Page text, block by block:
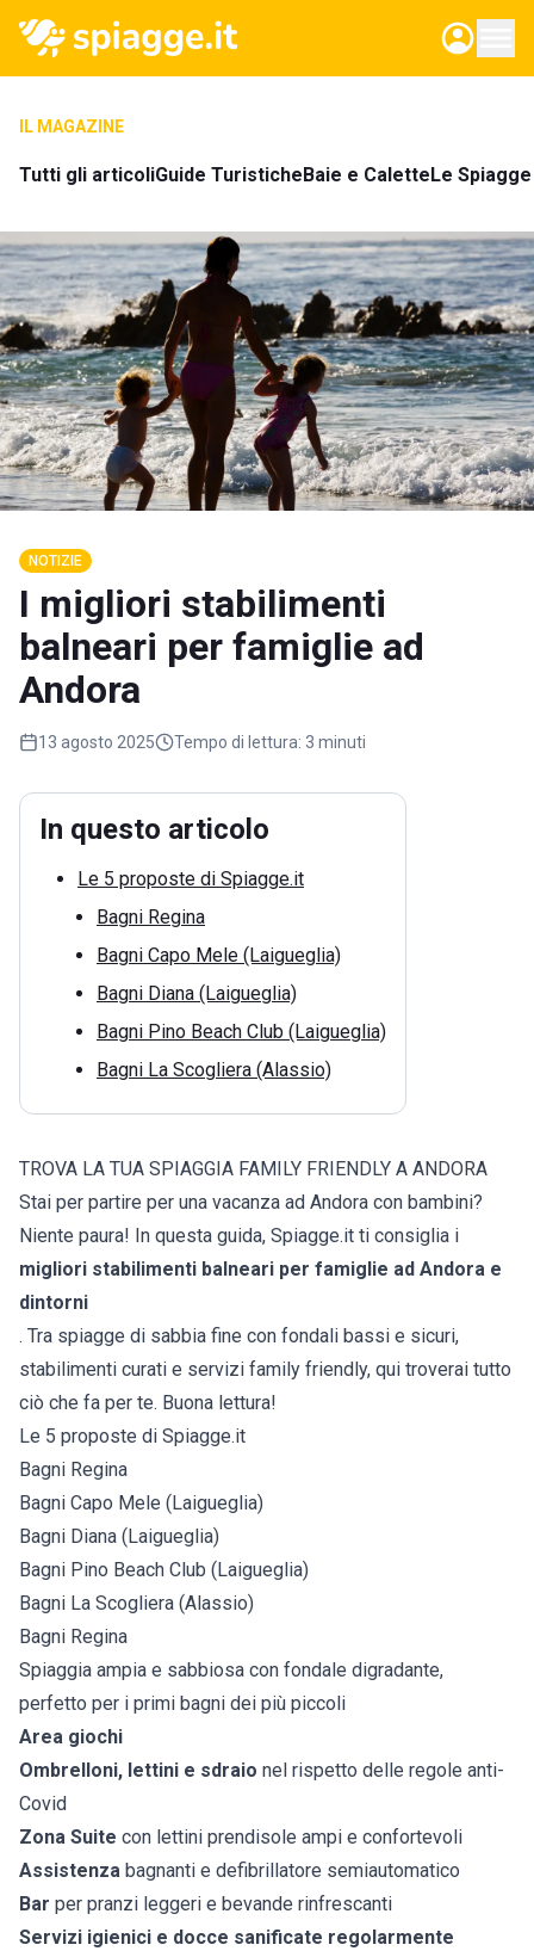
IL MAGAZINE
Tutti gli articoliGuide TuristicheBaie e CaletteLe
NOTIZIE
I migliori stabilimenti
balneari per famiglie ad
Andora
13 agosto 2025 Tempo di lettura: 3 minuti
In questo articolo
Le 5 proposte di Spiagge.it
Bagni Regina
Bagni Capo Mele (Laigueglia)
Bagni Diana (Laigueglia)
Bagni Pino Beach Club (Laigueglia)
Bagni La Scogliera (Alassio)
TROVA LA TUA SPIAGGIA FAMILY FRIENDLY A ANDORA
Stai per partire per una vacanza ad Andora con bambini?
Niente paura! In questa guida, Spiagge.it ti consiglia i
migliori stabilimenti balneari per famiglie ad Andora e
dintorni
. Tra spiagge di sabbia fine con fondali bassi e sicuri,
stabilimenti curati e servizi family friendly, qui troverai tutto
ciò che fa per te. Buona lettura!
Le 5 proposte di Spiagge.it
Bagni Regina
Bagni Capo Mele (Laigueglia)
Bagni Diana (Laigueglia)
Bagni Pino Beach Club (Laigueglia)
Bagni La Scogliera (Alassio)
Bagni Regina
Spiaggia ampia e sabbiosa con fondale digradante,
perfetto per i primi bagni dei più piccoli
Area giochi
Ombrelloni, lettini e sdraio nel rispetto delle regole anti-
Covid
Zona Suite con lettini prendisole ampi e confortevoli
Assistenza bagnanti e defibrillatore semiautomatico
Bar per pranzi leggeri e bevande rinfrescanti
Servizi igienici e docce sanificate regolarmente